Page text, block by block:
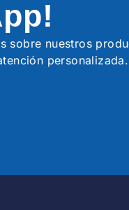
sobre nuestros
personalizada.